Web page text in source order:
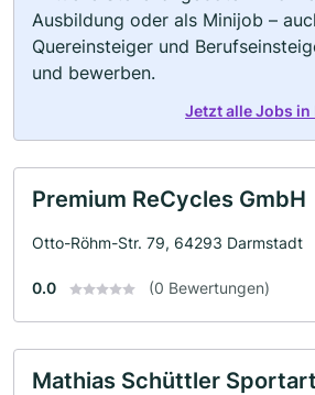
Ausbildung oder als Minijob –
Quereinsteiger und
und bewerben.
Jetzt alle Jobs in
Premium ReCycles GmbH
Otto-Röhm-Str. 79, 64293 Darmstadt
0.0 (0 Bewertungen)
Mathias Schüttler